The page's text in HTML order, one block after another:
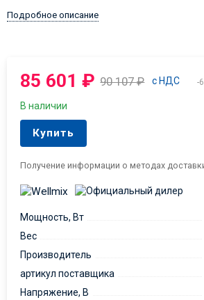
Подробное описание
85 601₽ 90 107₽ с НДС -
В наличии
Купить
Получение информации о методах
Мощность, Вт
Вес
Производитель
артикул поставщика
Напряжение, В